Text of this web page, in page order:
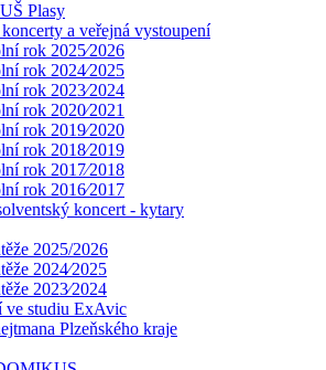
Plasy
a veřejná vystoupení
rok 2025⁄2026
rok 2024⁄2025
rok 2023⁄2024
rok 2020⁄2021
rok 2019⁄2020
rok 2018⁄2019
rok 2017⁄2018
rok 2016⁄2017
koncert - kytary
2025/2026
2024⁄2025
2023⁄2024
ve studiu ExAvic
Plzeňského kraje